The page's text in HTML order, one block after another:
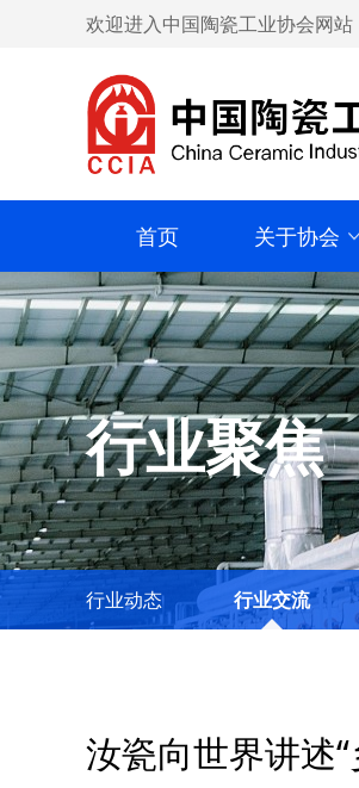
欢迎进入中国陶瓷工业协会网站
首页 关于协会
行业聚焦
行业动态 行业交流
汝瓷向世界讲述